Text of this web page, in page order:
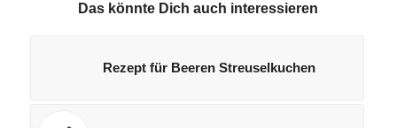
Das könnte Dich auch interessieren
Rezept für Beeren Streuselkuchen